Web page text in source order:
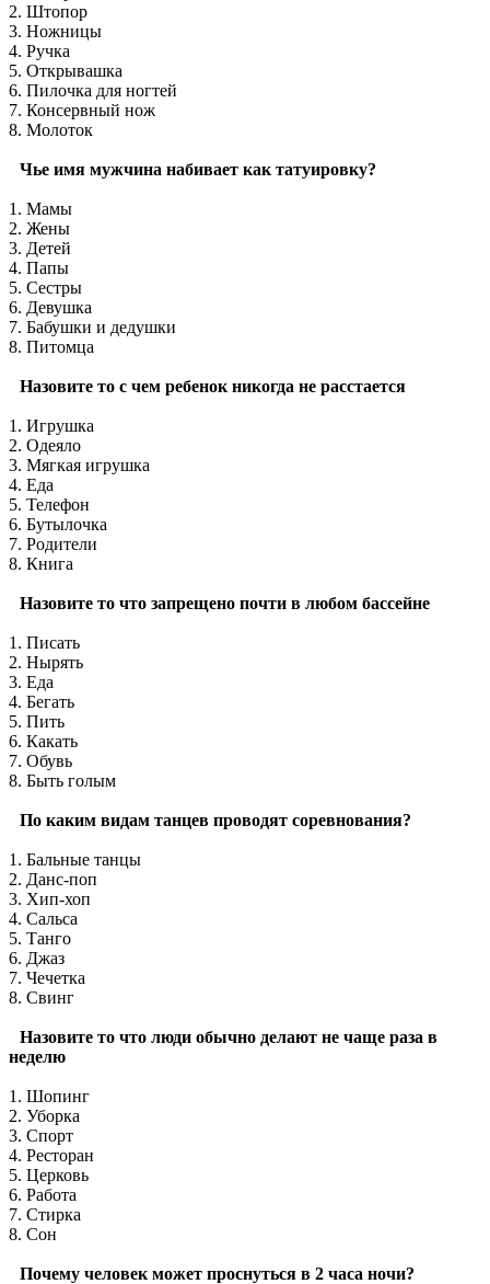
2. Штопор
3. Ножницы
4. Ручка
5. Открывашка
6. Пилочка для ногтей
7. Консервный нож
8. Молоток
Чье имя мужчина набивает как татуировку?
1. Мамы
2. Жены
3. Детей
4. Папы
5. Сестры
6. Девушка
7. Бабушки и дедушки
8. Питомца
Назовите то с чем ребенок никогда не расстается
1. Игрушка
2. Одеяло
3. Мягкая игрушка
4. Еда
5. Телефон
6. Бутылочка
7. Родители
8. Книга
Назовите то что запрещено почти в любом бассейне
1. Писать
2. Нырять
3. Еда
4. Бегать
5. Пить
6. Какать
7. Обувь
8. Быть голым
По каким видам танцев проводят соревнования?
1. Бальные танцы
2. Данс-поп
3. Хип-хоп
4. Сальса
5. Танго
6. Джаз
7. Чечетка
8. Свинг
Назовите то что люди обычно делают не чаще раза в
неделю
1. Шопинг
2. Уборка
3. Спорт
4. Ресторан
5. Церковь
6. Работа
7. Стирка
8. Сон
Почему человек может проснуться в 2 часа ночи?